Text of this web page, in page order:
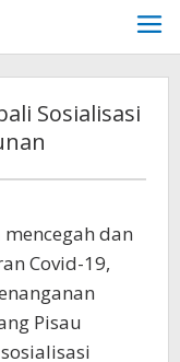
Sosialisasi
dan
Covid-19,
Pisau